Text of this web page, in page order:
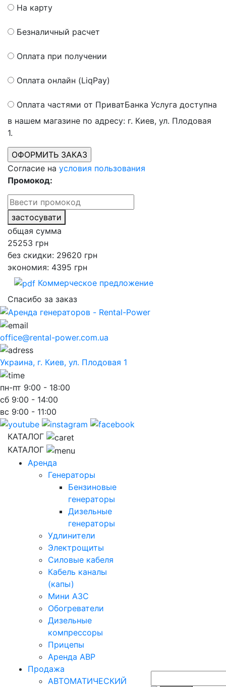
На карту
Безналичный расчет
Оплата при получении
Оплата онлайн (LiqPay)
Оплата частями от ПриватБанка Услуга доступна
в нашем магазине по адресу: г. Киев, ул. Плодовая
1.
Согласие на условия пользования
Промокод:
застосувати
общая сумма
25253 грн
без скидки: 29620 грн
экономия: 4395 грн
Коммерческое предложение
Спасибо за заказ
office@rental-power.com.ua
Украина, г. Киев, ул. Плодовая 1
пн-пт 9:00 - 18:00
сб 9:00 - 14:00
вс 9:00 - 11:00
КАТАЛОГ
КАТАЛОГ
Аренда
Генераторы
Бензиновые
генераторы
Дизельные
генераторы
Удлинители
Электрощиты
Силовые кабеля
Кабель каналы
(капы)
Мини АЗС
Обогреватели
Дизельные
компрессоры
Прицепы
Аренда АВР
Продажа
АВТОМАТИЧЕСКИЙ